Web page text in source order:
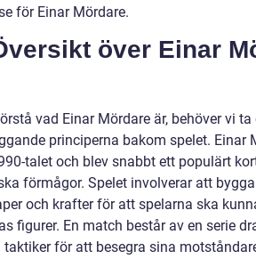
för Einar Mördare.
över Einar
vad Einar Mördare är, behöver vi
principerna bakom spelet. Einar
talet och blev snabbt ett populärt
förmågor. Spelet involverar att
och krafter för att spelarna ska
figurer. En match består av en serie
taktiker för att besegra sina